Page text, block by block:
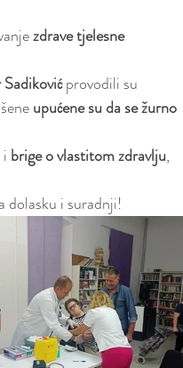
zdrave tjelesne
provodili su
upućene su da se žurno
i brige o vlastitom zdravlju,
dolasku i suradnji!